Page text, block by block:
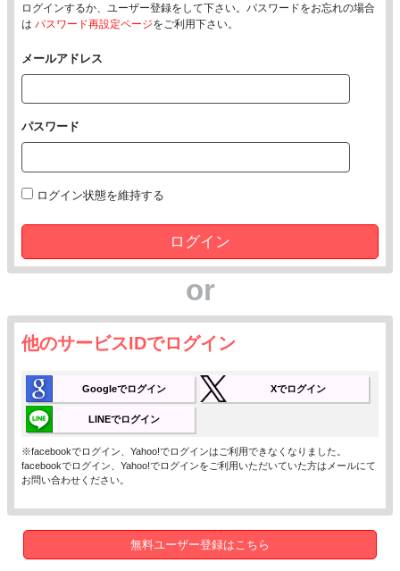
ログインするか、ユーザー登録をして下さい。パスワードをお忘れの場合
は パスワード再設定ページをご利用下さい。
メールアドレス
パスワード
ログイン状態を維持する
ログイン
or
他のサービスIDでログイン
Googleでログイン Xでログイン
LINEでログイン
※facebookでログイン、Yahoo!でログインはご利用できなくなりました。
facebookでログイン、Yahoo!でログインをご利用いただいていた方はメールにて
お問い合わせください。
無料ユーザー登録はこちら